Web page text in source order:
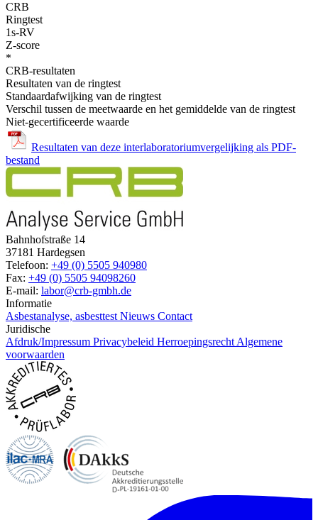
CRB
Ringtest
1s-RV
Z-score
*
CRB-resultaten
Resultaten van de ringtest
Standaardafwijking van de ringtest
Verschil tussen de meetwaarde en het gemiddelde van de ringtest
Niet-gecertificeerde waarde
Resultaten van deze interlaboratoriumvergelijking als PDF-
bestand
Bahnhofstraße 14
37181 Hardegsen
Telefoon: +49 (0) 5505 940980
Fax: +49 (0) 5505 94098260
E-mail: labor@crb-gmbh.de
Informatie
Asbestanalyse, asbesttest Nieuws Contact
Juridische
Afdruk/Impressum Privacybeleid Herroepingsrecht Algemene
voorwaarden